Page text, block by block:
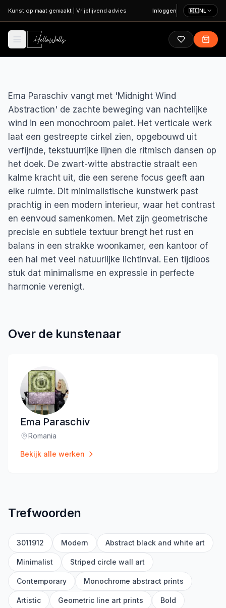
Ga naar hoofdinhoud
Kunst op maat gemaakt Vrijblijvend advies Inloggen 🇳🇱NL
Ema Paraschiv vangt met 'Midnight Wind
Abstraction' de zachte beweging van nachtelijke
wind in een monochroom palet. Het verticale werk
laat een gestreepte cirkel zien, opgebouwd uit
verfijnde, tekstuurrijke lijnen die ritmisch dansen op
het doek. De zwart-witte abstractie straalt een
kalme kracht uit, die een serene focus geeft aan
elke ruimte. Dit minimalistische kunstwerk past
prachtig in een modern interieur, waar het contrast
en eenvoud samenkomen. Met zijn geometrische
precisie en subtiele textuur brengt het rust en
balans in een strakke woonkamer, een kantoor of
een hal met veel natuurlijke lichtinval. Een tijdloos
stuk dat minimalisme en expressie in perfecte
harmonie verenigt.
Over de kunstenaar
Ema Paraschiv
Locatie:
Romania
Bekijk alle werken
Trefwoorden
3011912 Modern Abstract black and white art
Minimalist Striped circle wall art
Contemporary Monochrome abstract prints
Artistic Geometric line art prints Bold